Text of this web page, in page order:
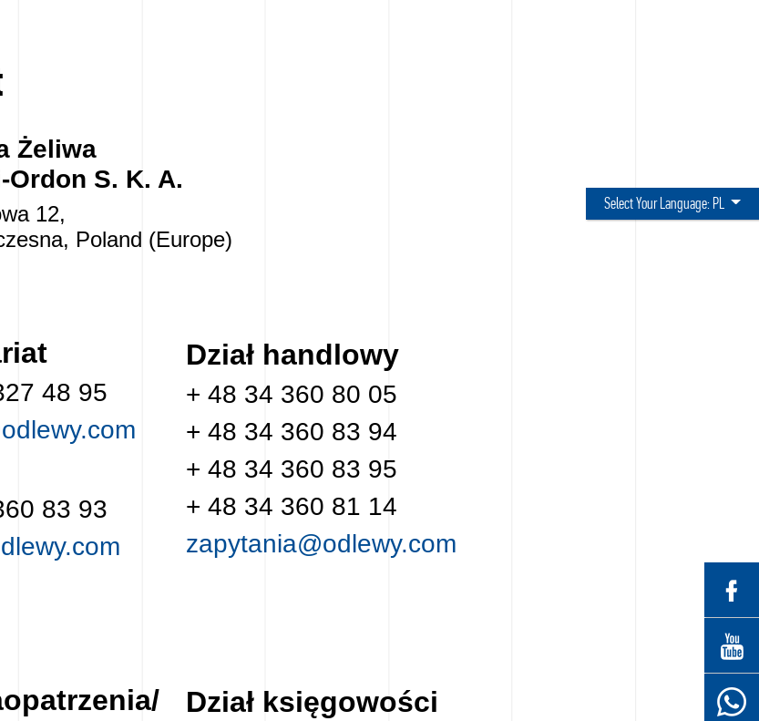
Select Your Language: PL
Żeliwa
S. K. A.
12,
Poland (Europe)
48 95
83 93
Dział handlowy
+ 48 34 360 80 05
+ 48 34 360 83 94
+ 48 34 360 83 95
+ 48 34 360 81 14
zapytania@odlewy.com
Dział księgowości